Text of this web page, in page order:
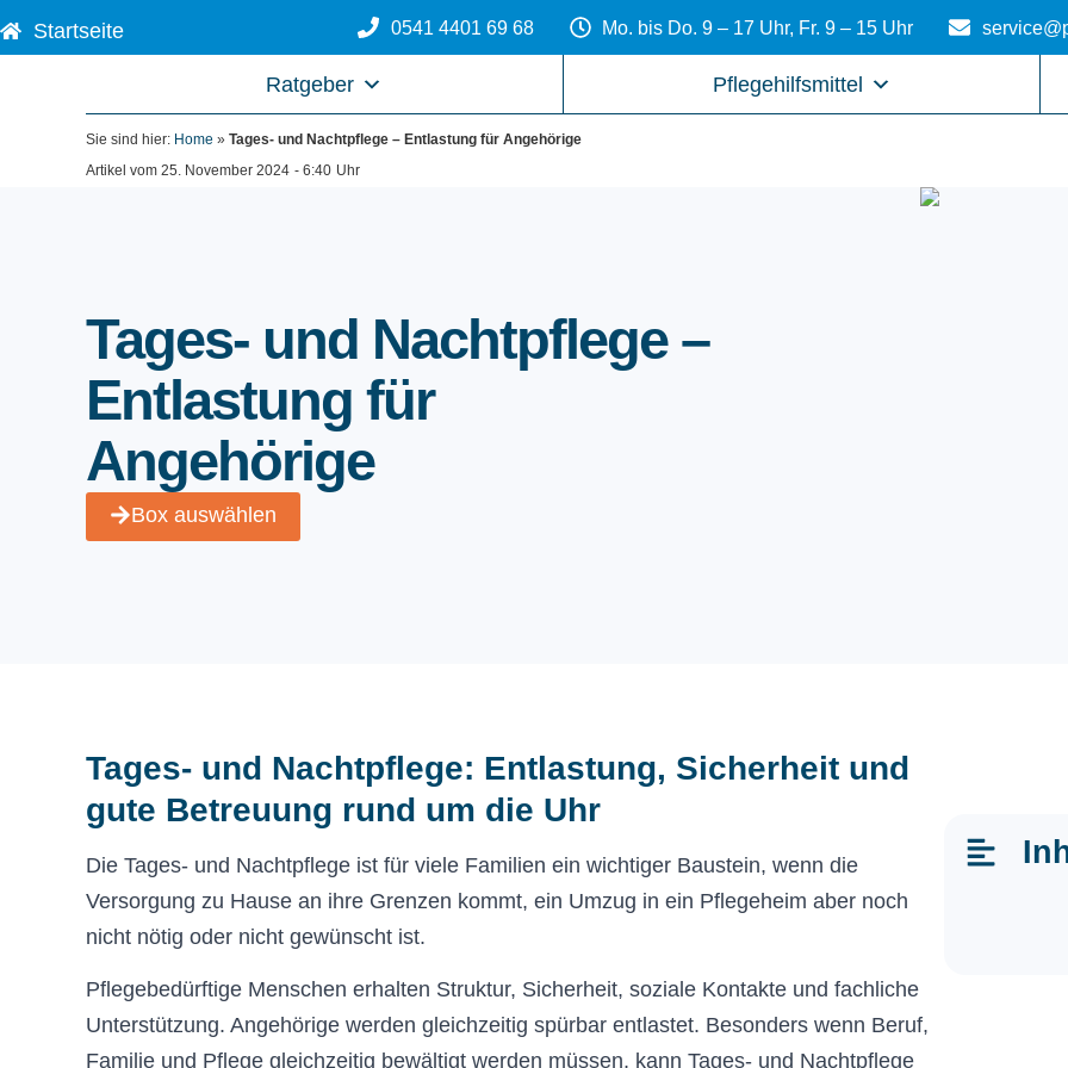
Inhalt
Startseite 0541 4401 69 68 Mo. bis Do. 9 – 17 Uhr, Fr. 9 – 15 Uhr
Ratgeber Pflegehilfsmittel
Sie sind hier: Home » Tages- und Nachtpflege – Entlastung für Angehörige
Artikel vom 25. November 2024 - 6:40 Uhr
Tages- und Nachtpflege –
Entlastung für
Angehörige
Box auswählen
Tages- und Nachtpflege: Entlastung, Sicherheit und
gute Betreuung rund um die Uhr
Die Tages- und Nachtpflege ist für viele Familien ein wichtiger Baustein, wenn die
Versorgung zu Hause an ihre Grenzen kommt, ein Umzug in ein Pflegeheim aber noch
nicht nötig oder nicht gewünscht ist.
Pflegebedürftige Menschen erhalten Struktur, Sicherheit, soziale Kontakte und fachliche
Unterstützung. Angehörige werden gleichzeitig spürbar entlastet. Besonders wenn Beruf,
Familie und Pflege gleichzeitig bewältigt werden müssen, kann Tages- und Nachtpflege